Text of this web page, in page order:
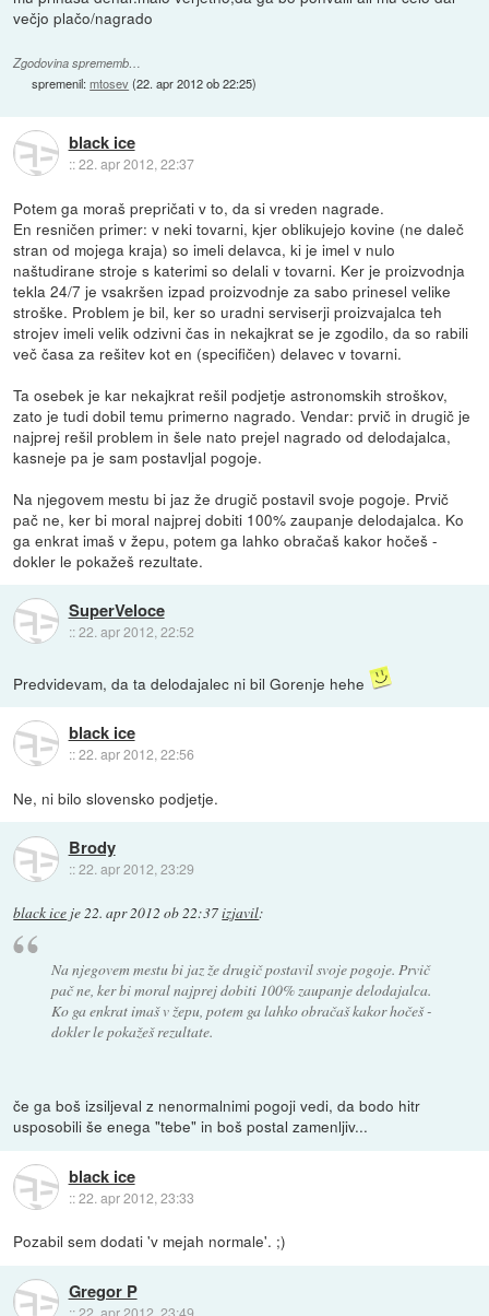
večjo plačo/nagrado
Zgodovina sprememb…
spremenil:mtosev(22. apr 2012 ob 22:25)
black ice
::22. apr 2012, 22:37
Potem ga moraš prepričati v to, da si vreden nagrade.
En resničen primer: v neki tovarni, kjer oblikujejo kovine (ne daleč
stran od mojega kraja) so imeli delavca, ki je imel v nulo
naštudirane stroje s katerimi so delali v tovarni. Ker je proizvodnja
tekla 24/7 je vsakršen izpad proizvodnje za sabo prinesel velike
stroške. Problem je bil, ker so uradni serviserji proizvajalca teh
strojev imeli velik odzivni čas in nekajkrat se je zgodilo, da so rabili
več časa za rešitev kot en (specifičen) delavec v tovarni.
Ta osebek je kar nekajkrat rešil podjetje astronomskih stroškov,
zato je tudi dobil temu primerno nagrado. Vendar: prvič in drugič je
najprej rešil problem in šele nato prejel nagrado od delodajalca,
kasneje pa je sam postavljal pogoje.
Na njegovem mestu bi jaz že drugič postavil svoje pogoje. Prvič
pač ne, ker bi moral najprej dobiti 100% zaupanje delodajalca. Ko
ga enkrat imaš v žepu, potem ga lahko obračaš kakor hočeš -
dokler le pokažeš rezultate.
SuperVeloce
::22. apr 2012, 22:52
Predvidevam, da ta delodajalec ni bil Gorenje hehe
black ice
::22. apr 2012, 22:56
Ne, ni bilo slovensko podjetje.
Brody
::22. apr 2012, 23:29
black ice je22. apr 2012 ob 22:37izjavil:
Na njegovem mestu bi jaz že drugič postavil svoje pogoje. Prvič
pač ne, ker bi moral najprej dobiti 100% zaupanje delodajalca.
Ko ga enkrat imaš v žepu, potem ga lahko obračaš kakor hočeš -
dokler le pokažeš rezultate.
če ga boš izsiljeval z nenormalnimi pogoji vedi, da bodo hitr
usposobili še enega "tebe" in boš postal zamenljiv...
black ice
::22. apr 2012, 23:33
Pozabil sem dodati 'v mejah normale'. ;)
Gregor P
::22. apr 2012, 23:49